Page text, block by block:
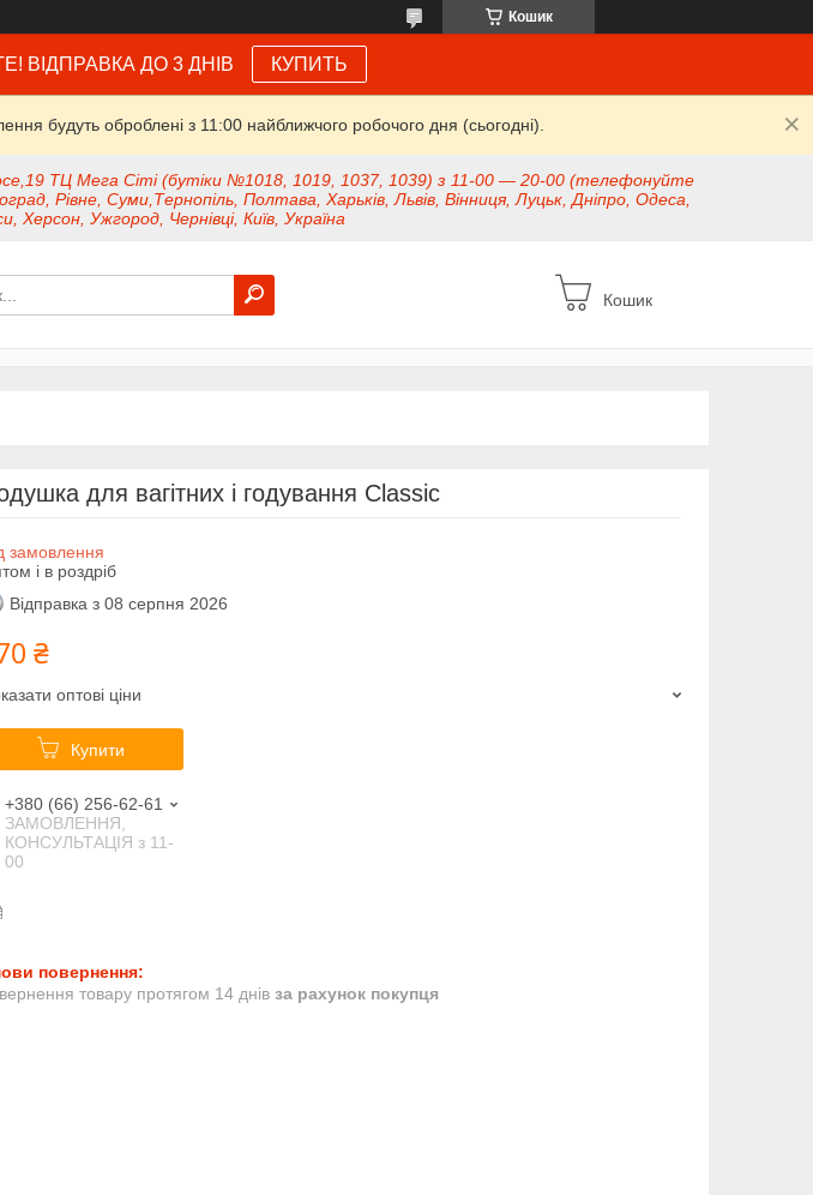
Кошик
ВІДПРАВКА ДО 3 ДНІВ КУПИТЬ
будуть оброблені з 11:00 найближчого робочого дня (сьогодні).
ТЦ Мега Сіті (бутіки №1018, 1019, 1037, 1039) з 11-00 — 20-00 (телефонуйте
Рівне, Суми,Тернопіль, Полтава, Харьків, Львів, Вінниця, Луцьк, Дніпро, Одеса,
Херсон, Ужгород, Чернівці, Київ, Україна
Кошик
для вагітних і годування Classic
замовлення
і в роздріб
Відправка з 08 серпня 2026
₴
оптові ціни
Купити
+380 (66) 256-62-61
ЗАМОВЛЕННЯ,
КОНСУЛЬТАЦІЯ з 11-
00
товару протягом 14 днів за рахунок покупця